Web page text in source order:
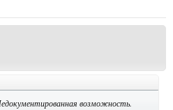
возможность.